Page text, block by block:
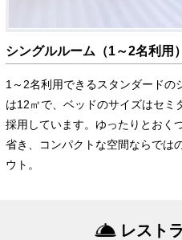
シングルルーム（1～2名利用）
1～2名利用できるスタンダードの
は12㎡で、ベッドのサイズはセ
採用しています。ゆったりとおく
省き、コンパクトな空間ならでは
ウト。
レスト